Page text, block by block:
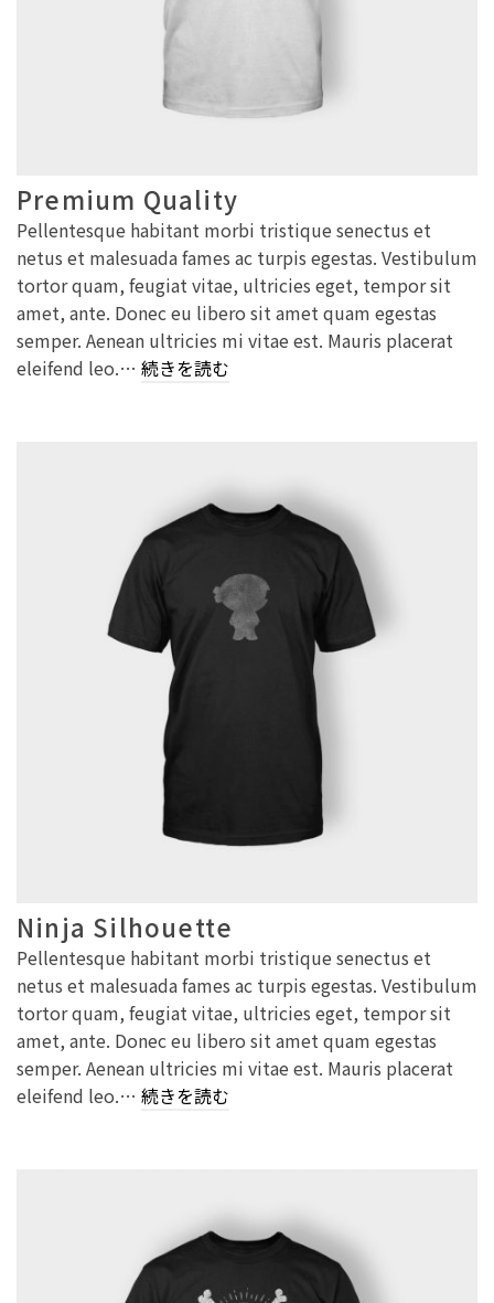
Premium Quality
Pellentesque habitant morbi tristique senectus et
netus et malesuada fames ac turpis egestas. Vestibulum
tortor quam, feugiat vitae, ultricies eget, tempor sit
amet, ante. Donec eu libero sit amet quam egestas
semper. Aenean ultricies mi vitae est. Mauris placerat
eleifend leo.… 続きを読む
Ninja Silhouette
Pellentesque habitant morbi tristique senectus et
netus et malesuada fames ac turpis egestas. Vestibulum
tortor quam, feugiat vitae, ultricies eget, tempor sit
amet, ante. Donec eu libero sit amet quam egestas
semper. Aenean ultricies mi vitae est. Mauris placerat
eleifend leo.… 続きを読む